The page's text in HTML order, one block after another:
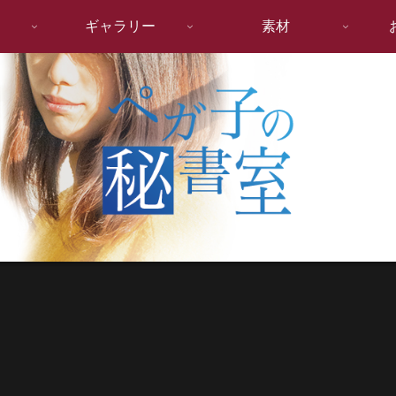
ギャラリー 素材